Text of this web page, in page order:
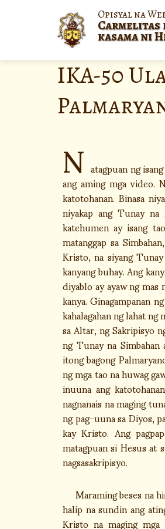
Opisyal na
Carmelitas
kasama ni
IKA-50
N atagpuan ng
ang aming mga video.
katotohanan. Binasa
niyakap ang Tunay
katehumen ay isang
matanggap sa
Kristo, na siyang
kanyang buhay. Ang
diyablo ay ayaw ng
kanya. Ginagampanan
kahalagahan ng lahat
sa Altar, ng Sakripisyo
ng Tunay na
itong bagong
ng mga tao na huwag
inuuna ang
nagnanais na maging
ng pag-uuna sa Diyos,
kay Kristo. Ang
matagpuan si Hesus at
nagsasakripisyo.
Maraming beses na
halip na sundin ang
Kristo na maging